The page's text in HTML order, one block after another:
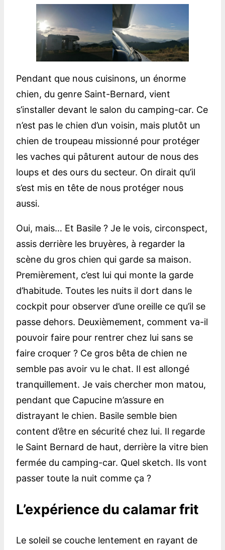
Pendant que nous cuisinons, un énorme
chien, du genre Saint-Bernard, vient
s’installer devant le salon du camping-car. Ce
n’est pas le chien d’un voisin, mais plutôt un
chien de troupeau missionné pour protéger
les vaches qui pâturent autour de nous des
loups et des ours du secteur. On dirait qu’il
s’est mis en tête de nous protéger nous
aussi.
Oui, mais… Et Basile ? Je le vois, circonspect,
assis derrière les bruyères, à regarder la
scène du gros chien qui garde sa maison.
Premièrement, c’est lui qui monte la garde
d’habitude. Toutes les nuits il dort dans le
cockpit pour observer d’une oreille ce qu’il se
passe dehors. Deuxièmement, comment va-il
pouvoir faire pour rentrer chez lui sans se
faire croquer ? Ce gros bêta de chien ne
semble pas avoir vu le chat. Il est allongé
tranquillement. Je vais chercher mon matou,
pendant que Capucine m’assure en
distrayant le chien. Basile semble bien
content d’être en sécurité chez lui. Il regarde
le Saint Bernard de haut, derrière la vitre bien
fermée du camping-car. Quel sketch. Ils vont
passer toute la nuit comme ça ?
L’expérience du calamar frit
Le soleil se couche lentement en rayant de